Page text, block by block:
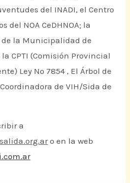
del INADI, el Centro
del NOA CeDHNOA; la
la Municipalidad de
la CPTI (Comisión Provincial
Ley Nº 7854 , El Árbol de
de VIH/Sida de
a
o en la web